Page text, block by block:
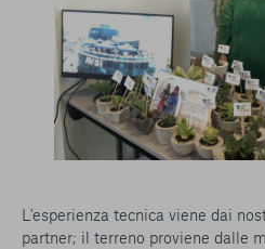
L'esperienza tecnica viene dai
partner; il terreno proviene dalle